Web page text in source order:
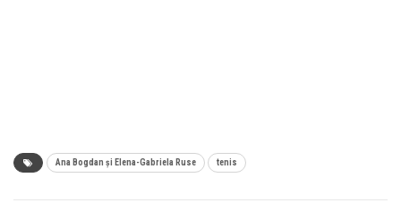
Ana Bogdan și Elena-Gabriela Ruse tenis